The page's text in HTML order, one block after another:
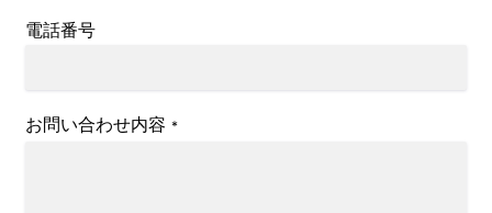
電話番号
お問い合わせ内容 *